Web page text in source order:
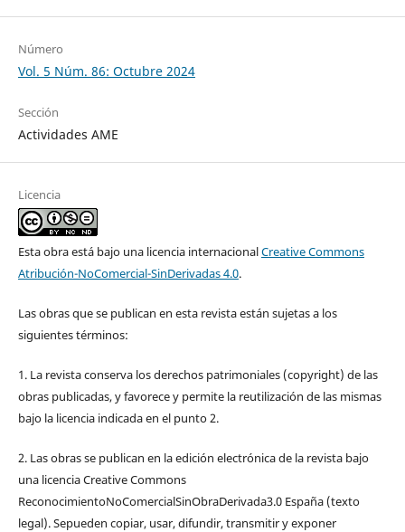
Número
Vol. 5 Núm. 86: Octubre 2024
Sección
Actividades AME
Licencia
Esta obra está bajo una licencia internacionalCreative Commons
Atribución-NoComercial-SinDerivadas 4.0.
Las obras que se publican en esta revista están sujetas a los
siguientes términos:
1. La revista conserva los derechos patrimoniales (copyright) de las
obras publicadas, y favorece y permite la reutilización de las mismas
bajo la licencia indicada en el punto 2.
2. Las obras se publican en la edición electrónica de la revista bajo
una licencia Creative Commons
ReconocimientoNoComercialSinObraDerivada3.0 España (texto
legal). Sepueden copiar, usar, difundir, transmitir y exponer